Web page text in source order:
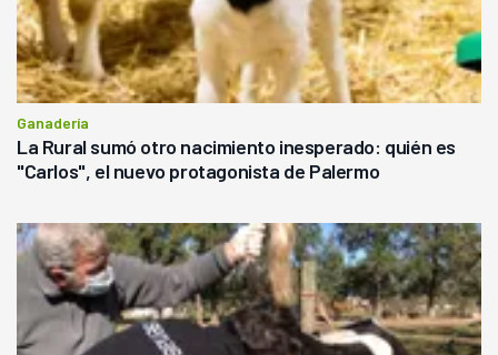
Ganadería
La Rural sumó otro nacimiento inesperado: quién es
"Carlos", el nuevo protagonista de Palermo